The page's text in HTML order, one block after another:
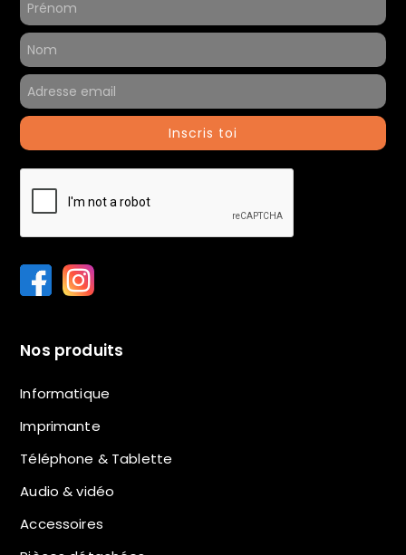
Inscris toi
Nos produits
Informatique
Imprimante
Téléphone & Tablette
Audio & vidéo
Accessoires